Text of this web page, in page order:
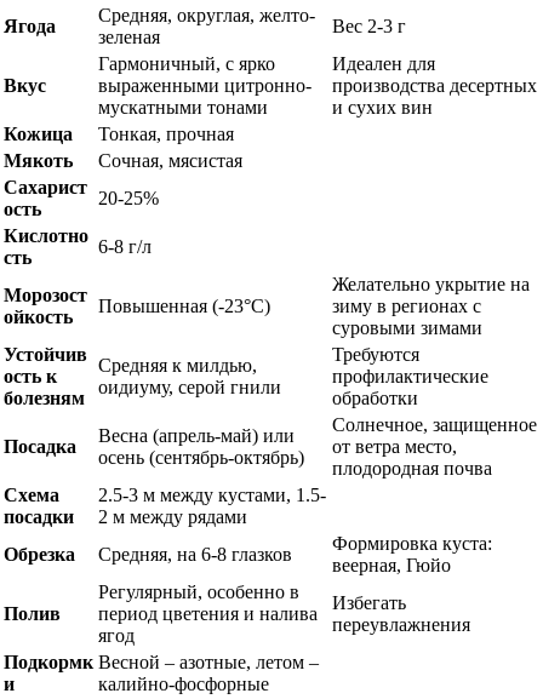
Ягода
Средняя, округлая, желто-
зеленая
Вес 2-3 г
Вкус
Гармоничный, с ярко
выраженными цитронно-
мускатными тонами
Идеален для
производства десертных
и сухих вин
Кожица
Тонкая, прочная
Мякоть
Сочная, мясистая
Сахарист
ость
20-25%
Кислотно
сть
6-8 г/л
Морозост
ойкость
Повышенная (-23°C)
Желательно укрытие на
зиму в регионах с
суровыми зимами
Устойчив
ость к
болезням
Средняя к милдью,
оидиуму, серой гнили
Требуются
профилактические
обработки
Посадка
Весна (апрель-май) или
осень (сентябрь-октябрь)
Солнечное, защищенное
от ветра место,
плодородная почва
Схема
посадки
2.5-3 м между кустами, 1.5-
2 м между рядами
Обрезка
Средняя, на 6-8 глазков
Формировка куста:
веерная, Гюйо
Полив
Регулярный, особенно в
период цветения и налива
ягод
Избегать
переувлажнения
Подкормк
и
Весной – азотные, летом –
калийно-фосфорные